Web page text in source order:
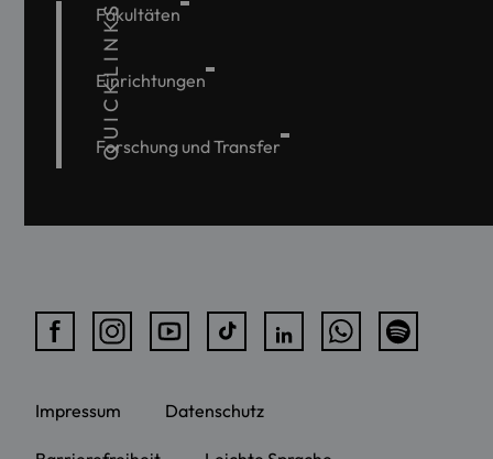
QUICKLINKS
Fakultäten
Einrichtungen
Forschung und Transfer
Impressum Datenschutz